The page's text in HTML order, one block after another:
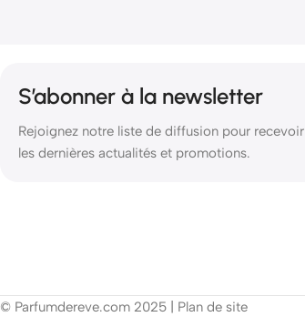
S’abonner à la newsletter
Rejoignez notre liste de diffusion pour recevoir
les dernières actualités et promotions.
© Parfumdereve.com 2025 | Plan de site